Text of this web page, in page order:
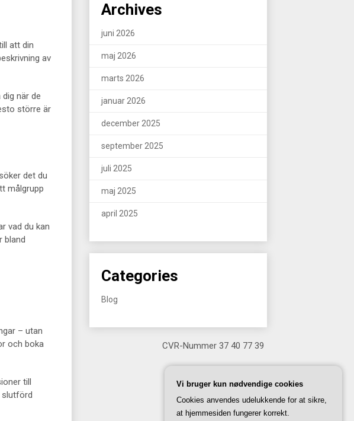
att din
av
när de
större är
det du
målgrupp
vad du kan
bland
– utan
och boka
till
slutförd
Archives
juni 2026
maj 2026
marts 2026
januar 2026
december 2025
september 2025
juli 2025
maj 2025
april 2025
Categories
Blog
CVR-Nummer 37 40 77 39
Vi bruger kun nødvendige cookies
Cookies anvendes udelukkende for at sikre,
at hjemmesiden fungerer korrekt.